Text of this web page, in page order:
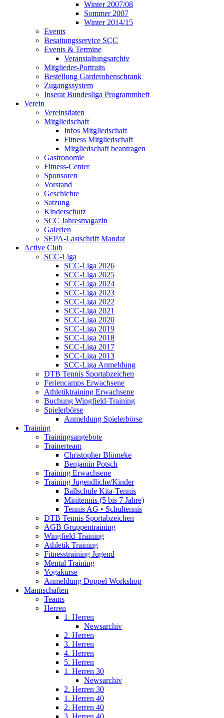
Winter 2007/08
Sommer 2007
Winter 2014/15
Events
Besaitungsservice SCC
Events & Termine
Veranstaltungsarchiv
Mitglieder-Portraits
Bestellung Garderobenschrank
Zugangssystem
Inserat Bundesliga Programmheft
Verein
Vereinsdaten
Mitgliedschaft
Infos Mitgliedschaft
Fitness Mitgliedschaft
Mitgliedschaft beantragen
Gastronomie
Fitness-Center
Sponsoren
Vorstand
Geschichte
Satzung
Kinderschutz
SCC Jahresmagazin
Galerien
SEPA-Lastschrift Mandat
Active Club
SCC-Liga
SCC-Liga 2026
SCC-Liga 2025
SCC-Liga 2024
SCC-Liga 2023
SCC-Liga 2022
SCC-Liga 2021
SCC-Liga 2020
SCC-Liga 2019
SCC-Liga 2018
SCC-Liga 2017
SCC-Liga 2013
SCC-Liga Anmeldung
DTB Tennis Sportabzeichen
Feriencamps Erwachsene
Athletiktraining Erwachsene
Buchung Wingfield-Training
Spielerbörse
Anmeldung Spielerbörse
Training
Trainingsangebote
Trainerteam
Christopher Blömeke
Benjamin Potsch
Training Erwachsene
Training Jugendliche/Kinder
Ballschule Kita-Tennis
Minitennis (5 bis 7 Jahre)
Tennis AG • Schultennis
DTB Tennis Sportabzeichen
AGB Gruppentraining
Wingfield-Training
Athletik Training
Fitnesstraining Jugend
Mental Training
Yogakurse
Anmeldung Doppel Workshop
Mannschaften
Teams
Herren
1. Herren
Newsarchiv
2. Herren
3. Herren
4. Herren
5. Herren
1. Herren 30
Newsarchiv
2. Herren 30
1. Herren 40
2. Herren 40